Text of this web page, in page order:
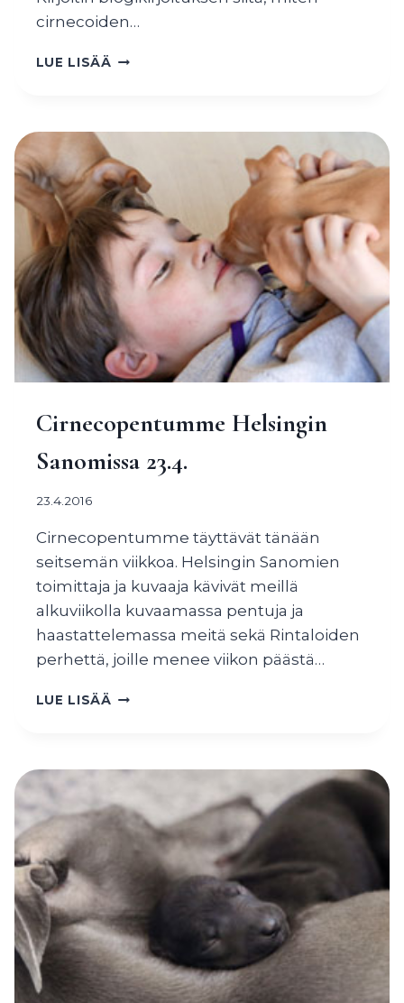
cirnecoiden…
LUE LISÄÄ MYDOGDNA
Cirnecopentumme Helsingin
Sanomissa 23.4.
23.4.2016
Cirnecopentumme täyttävät tänään
seitsemän viikkoa. Helsingin Sanomien
toimittaja ja kuvaaja kävivät meillä
alkuviikolla kuvaamassa pentuja ja
haastattelemassa meitä sekä Rintaloiden
perhettä, joille menee viikon päästä…
LUE LISÄÄ CIRNECOPENTUMME